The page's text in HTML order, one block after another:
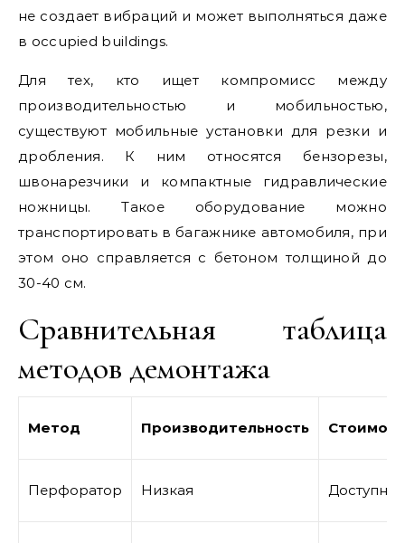
не создает вибраций и может выполняться даже
в occupied buildings.
Для тех, кто ищет компромисс между
производительностью и мобильностью,
существуют мобильные установки для резки и
дробления. К ним относятся бензорезы,
швонарезчики и компактные гидравлические
ножницы. Такое оборудование можно
транспортировать в багажнике автомобиля, при
этом оно справляется с бетоном толщиной до
30-40 см.
Сравнительная таблица
методов демонтажа
Метод Производительность
Перфоратор Низкая Доступная